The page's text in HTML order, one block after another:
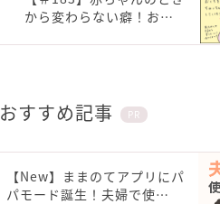
から変わらない癖！お…
おすすめ記事 PR
【New】ままのてアプリにパ
パモード誕生！夫婦で使…